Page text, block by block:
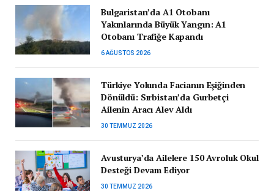
Bulgaristan’da A1 Otobanı
Yakınlarında Büyük Yangın: A1
Otobanı Trafiğe Kapandı
6 AĞUSTOS 2026
Türkiye Yolunda Facianın Eşiğinden
Dönüldü: Sırbistan’da Gurbetçi
Ailenin Aracı Alev Aldı
30 TEMMUZ 2026
Avusturya’da Ailelere 150 Avroluk Okul
Desteği Devam Ediyor
30 TEMMUZ 2026